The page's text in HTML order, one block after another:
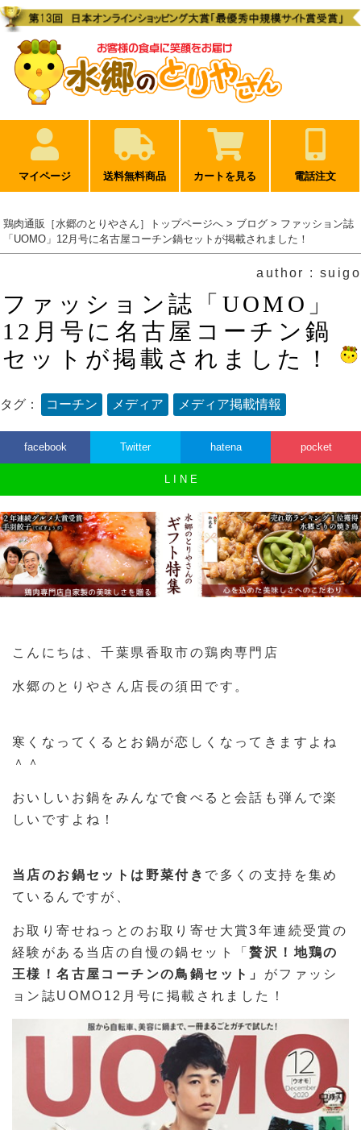
マイページ 送料無料商品 カートを見る 電話注文
鶏肉通販［水郷のとりやさん］トップページへ > ブログ > ファッション誌
「UOMO」12月号に名古屋コーチン鍋セットが掲載されました！
author : suigo
ファッション誌「UOMO」
12月号に名古屋コーチン鍋
セットが掲載されました！
タグ： コーチン メディア メディア掲載情報
facebook Twitter hatena pocket
L I N E
こんにちは、千葉県香取市の鶏肉専門店
水郷のとりやさん店長の須田です。
寒くなってくるとお鍋が恋しくなってきますよね
＾＾
おいしいお鍋をみんなで食べると会話も弾んで楽
しいですよね！
当店のお鍋セットは野菜付き で多くの支持を集め
ているんですが、
お取り寄せねっとのお取り寄せ大賞3年連続受賞の
経験がある当店の自慢の鍋セット「贅沢！地鶏の
王様！名古屋コーチンの鳥鍋セット」 がファッシ
ョン誌UOMO12月号に掲載されました！